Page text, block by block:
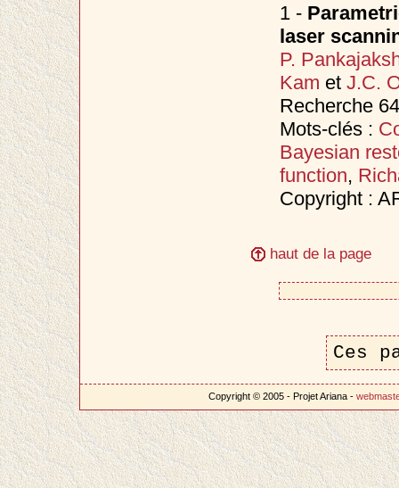
1 -
laser
P.
Kam et J.C.
Recherche
Mots-clés :
Bayesian
function,
Copyright :
haut de la page
Ces
Copyright © 2005 - Projet Ariana -